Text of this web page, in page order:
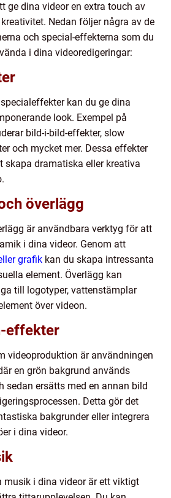
ge dina videor en extra touch av
Nedan följer några av de
och special-effekterna som du
i dina videoredigeringar:
kan du ge dina
look. Exempel på
bild-i-bild-effekter, slow
och mycket mer. Dessa effekter
skapa dramatiska eller kreativa
överlägg
är användbara verktyg för att
i dina videor. Genom att
grafik kan du skapa intressanta
element. Överlägg kan
till logotyper, vattenstämplar
över videon.
effekter
videoproduktion är användningen
en grön bakgrund används
sedan ersätts med en annan bild
Detta gör det
bakgrunder eller integrera
i dina videor.
i dina videor är ett viktigt